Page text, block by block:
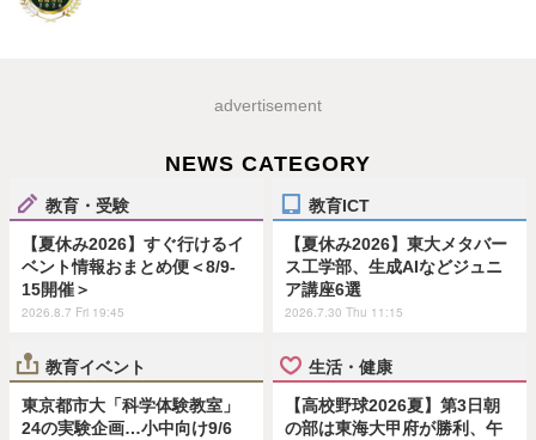
advertisement
NEWS CATEGORY
教育・受験
【夏休み2026】すぐ行けるイ
ベント情報おまとめ便＜8/9-
15開催＞
2026.8.7 Fri 19:45
教育ICT
【夏休み2026】東大メタバー
ス工学部、生成AIなどジュニ
ア講座6選
2026.7.30 Thu 11:15
教育イベント
東京都市大「科学体験教室」
24の実験企画…小中向け9/6
生活・健康
【高校野球2026夏】第3日朝
の部は東海大甲府が勝利、午